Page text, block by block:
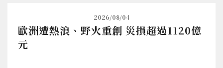
2026/08/04
歐洲遭熱浪、野火重創 災損超過1120億
元